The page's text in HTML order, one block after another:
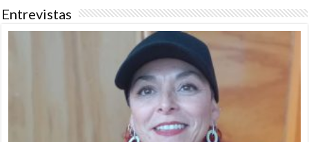
Entrevistas